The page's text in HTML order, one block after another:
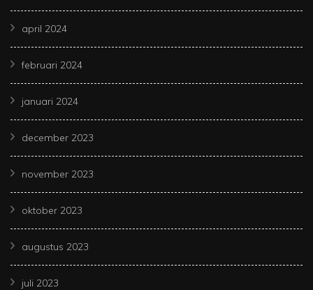
april 2024
februari 2024
januari 2024
december 2023
november 2023
oktober 2023
augustus 2023
juli 2023